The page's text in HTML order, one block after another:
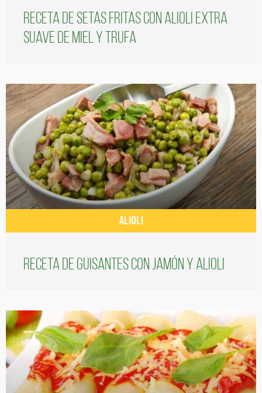
Receta de setas fritas con alioli extra
suave de miel y trufa
ALIOLI
Receta de guisantes con jamón y alioli